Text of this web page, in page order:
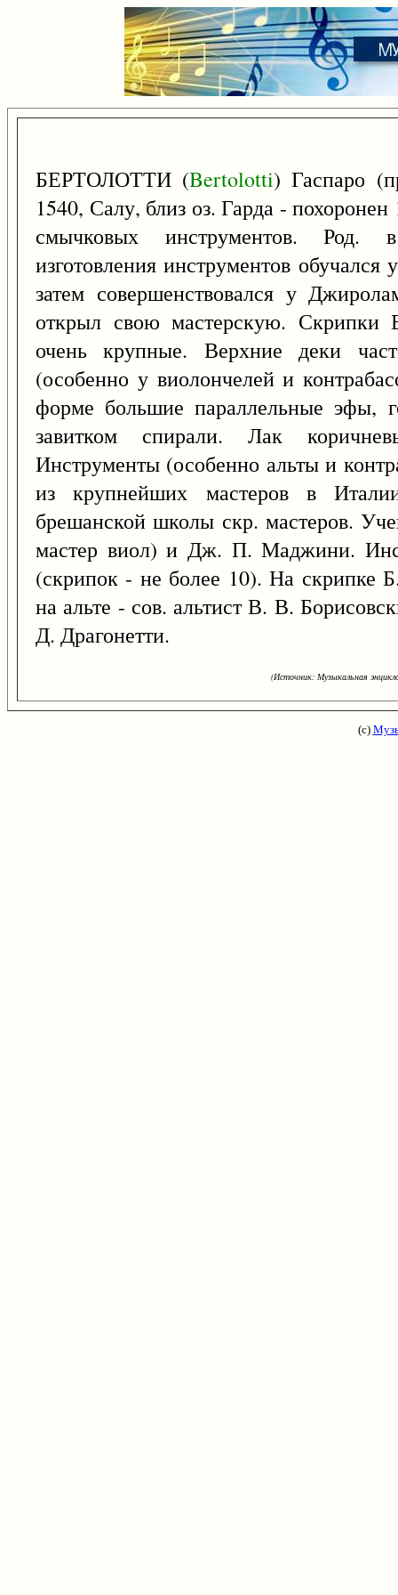
БЕРТОЛОТТИ (Bertolotti) Гаспаро
1540, Салу, близ оз. Гарда -
смычковых инструментов. Род.
изготовления инструментов
затем совершенствовался у
открыл свою мастерскую. Скрипки
очень крупные. Верхние деки
(особенно у виолончелей и
форме большие параллельные эфы,
завитком спирали. Лак
Инструменты (особенно альты и
из крупнейших мастеров в
брешанской школы скр. мастеров.
мастер виол) и Дж. П. Маджини.
(скрипок - не более 10). На скрипке
на альте - сов. альтист В. В.
Д. Драгонетти.
(Источник: Музыкальная
(с)